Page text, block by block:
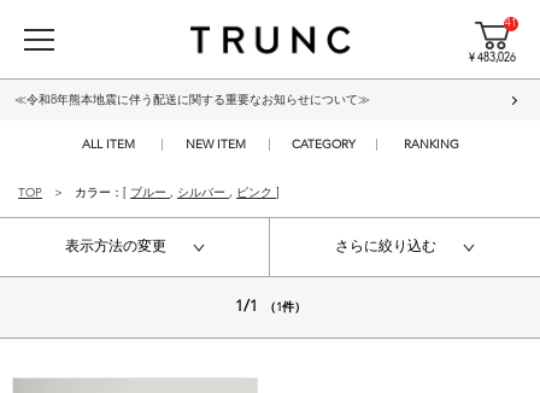
41
¥ 483,026
≪令和8年熊本地震に伴う配送に関する重要なお知らせについて≫
ALL ITEM NEW ITEM CATEGORY RANKING
TOP カラー：[ ブルー , シルバー , ピンク
表示方法の変更 さらに絞り込む
1/1 （1件）